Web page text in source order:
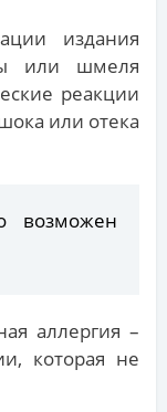
издания
или шмеля
реакции
или отека
возможен
аллергия –
которая не